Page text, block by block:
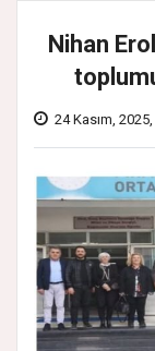
Nihan
24 Kasım,